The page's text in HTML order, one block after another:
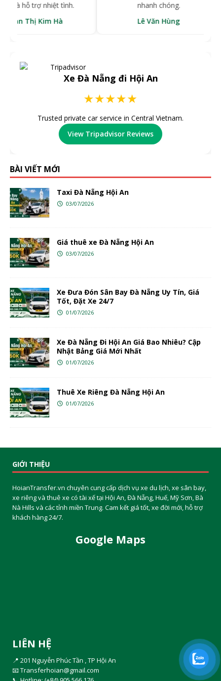
nhiệt tình.
Kim Hà
nhanh chóng.
Lê Văn Hùng
Xe Đà Nẵng đi Hội An
★★★★★
Trusted private car service in Central Vietnam.
View Tripadvisor Reviews
BÀI VIẾT MỚI
Taxi Đà Nẵng Hội An
03/07/2026
Giá thuê xe Đà Nẵng Hội An
03/07/2026
Xe Đưa Đón Sân Bay Đà Nẵng Uy Tín, Giá
Tốt, Đặt Xe 24/7
01/07/2026
Xe Đà Nẵng Đi Hội An Giá Bao Nhiêu? Cập
Nhật Bảng Giá Mới Nhất
01/07/2026
Thuê Xe Riêng Đà Nẵng Hội An
01/07/2026
GIỚI THIỆU
HoianTransfer.vn chuyên cung cấp dịch vụ xe du lịch, xe sân bay,
xe riêng và thuê xe có tài xế tại Hội An, Đà Nẵng, Huế, Mỹ Sơn, Bà
Nà Hills và các tỉnh miền Trung. Cam kết giá tốt, xe đời mới, hỗ trợ
khách hàng 24/7.
Google Maps
LIÊN HỆ
📍 201 Nguyễn Phúc Tần , TP Hội An
📧Transferhoian@gmail.com